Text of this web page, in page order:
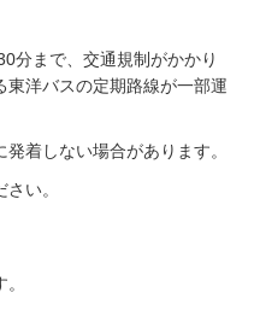
分まで、交通規制がかかり
東洋バスの定期路線が一部運
着しない場合があります。
い。